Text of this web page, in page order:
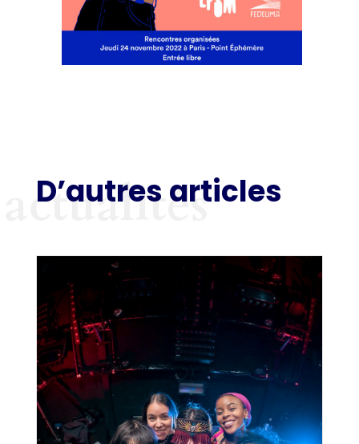
D’autres articles
actualités